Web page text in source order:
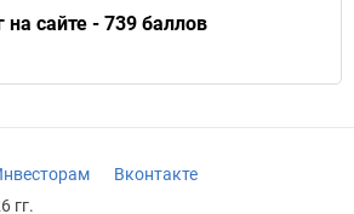
на сайте - 739 баллов
Вконтакте
гг.